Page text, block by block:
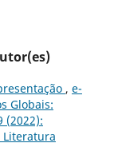
, e-
Globais:
(2022):
Literatura